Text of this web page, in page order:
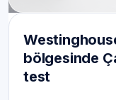
bölgesinde
test